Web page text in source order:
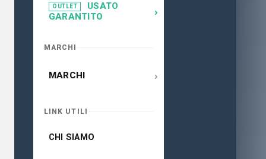
OUTLET
USATO
GARANTITO
›
MARCHI
MARCHI ›
LINK UTILI
CHI SIAMO